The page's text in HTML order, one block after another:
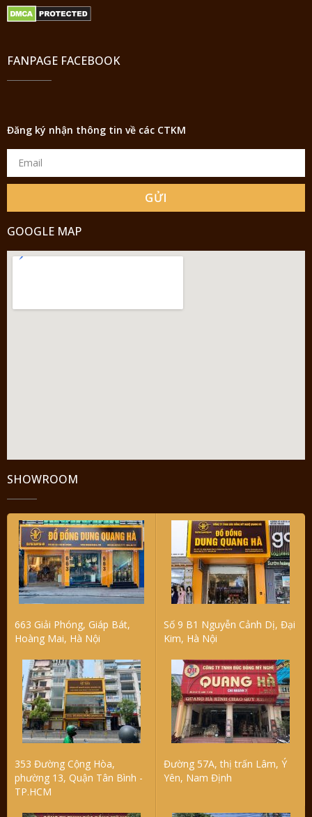
FANPAGE FACEBOOK
Đăng ký nhận thông tin về các CTKM
GỬI
GOOGLE MAP
SHOWROOM
663 Giải Phóng, Giáp Bát,
Hoàng Mai, Hà Nội
Số 9 B1 Nguyễn Cảnh Dị, Đại
Kim, Hà Nội
353 Đường Cộng Hòa,
phường 13, Quận Tân Bình -
TP.HCM
Đường 57A, thị trấn Lâm, Ý
Yên, Nam Định